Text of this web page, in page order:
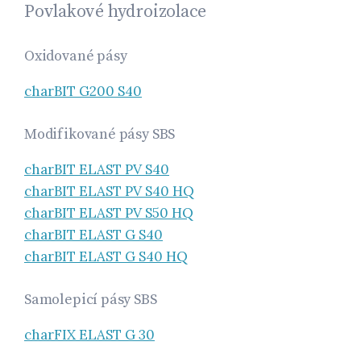
Povlakové hydroizolace
Oxidované pásy
charBIT G200 S40
Modifikované pásy SBS
charBIT ELAST PV S40
charBIT ELAST PV S40 HQ
charBIT ELAST PV S50 HQ
charBIT ELAST G S40
charBIT ELAST G S40 HQ
Samolepicí pásy SBS
charFIX ELAST G 30